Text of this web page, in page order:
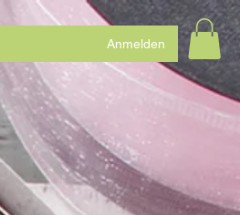
Anmelden